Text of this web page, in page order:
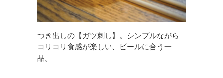
つき出しの【ガツ刺し】。シンプルながら
コリコリ食感が楽しい、ビールに合う一
品。